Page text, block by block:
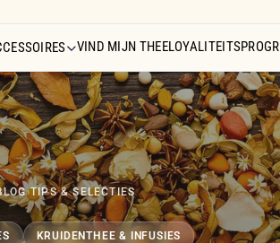
VIND MIJN THEE
›TIPS & SELECTIES
KRUIDENTHEE & INFUSIES